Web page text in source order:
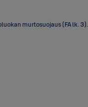
murtosuojaus (FA lk. 3).